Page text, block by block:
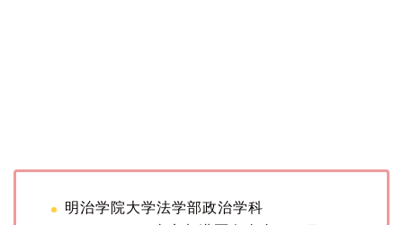
明治学院大学法学部政治学科